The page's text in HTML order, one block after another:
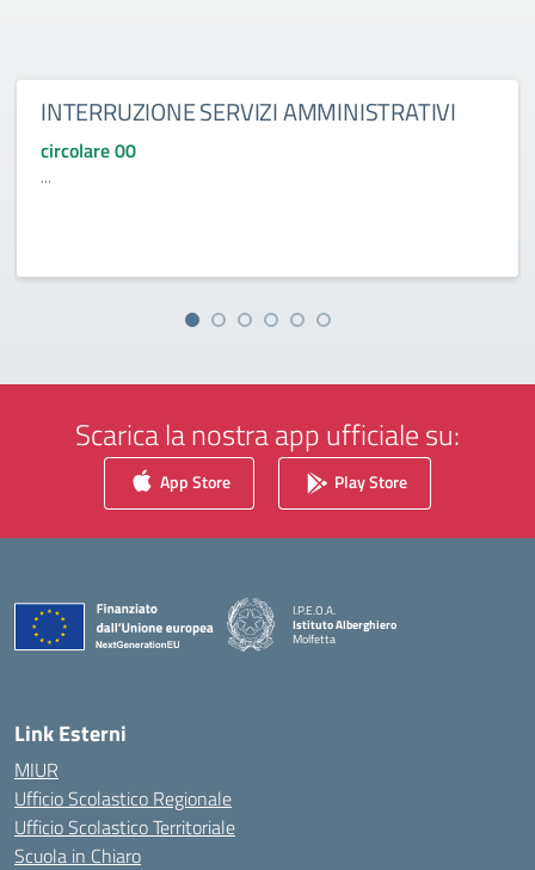
INTERRUZIONE SERVIZI AMMINISTRATIVI
circolare 00
...
Scarica la nostra app ufficiale su:
App Store Play Store
I.P.E.O.A.
Istituto Alberghiero
Molfetta
Link Esterni
MIUR
Ufficio Scolastico Regionale
Ufficio Scolastico Territoriale
Scuola in Chiaro